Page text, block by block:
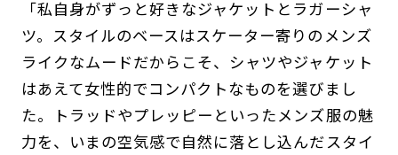
「私自身がずっと好きなジャケットとラガーシャ
ツ。スタイルのベースはスケーター寄りのメンズ
ライクなムードだからこそ、シャツやジャケット
はあえて女性的でコンパクトなものを選びまし
た。トラッドやプレッピーといったメンズ服の魅
力を、いまの空気感で自然に落とし込んだスタイ